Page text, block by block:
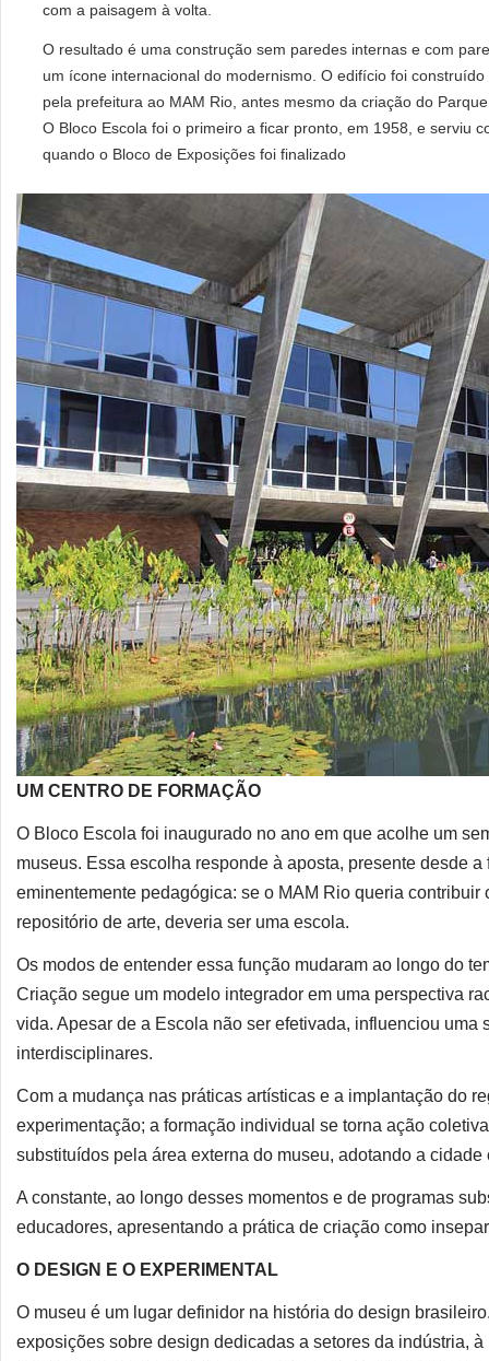
com a paisagem à volta.
O resultado é uma construção sem paredes internas e com
um ícone internacional do modernismo. O edifício foi
pela prefeitura ao MAM Rio, antes mesmo da criação do
O Bloco Escola foi o primeiro a ficar pronto, em 1958, e serviu
quando o Bloco de Exposições foi finalizado
UM CENTRO DE FORMAÇÃO
O Bloco Escola foi inaugurado no ano em que acolhe um
museus. Essa escolha responde à aposta, presente desde
eminentemente pedagógica: se o MAM Rio queria
repositório de arte, deveria ser uma escola.
Os modos de entender essa função mudaram ao longo do
Criação segue um modelo integrador em uma perspectiva
vida. Apesar de a Escola não ser efetivada, influenciou
interdisciplinares.
Com a mudança nas práticas artísticas e a implantação do
experimentação; a formação individual se torna ação
substituídos pela área externa do museu, adotando a
A constante, ao longo desses momentos e de programas
educadores, apresentando a prática de criação como
O DESIGN E O EXPERIMENTAL
O museu é um lugar definidor na história do design
exposições sobre design dedicadas a setores da indústria,